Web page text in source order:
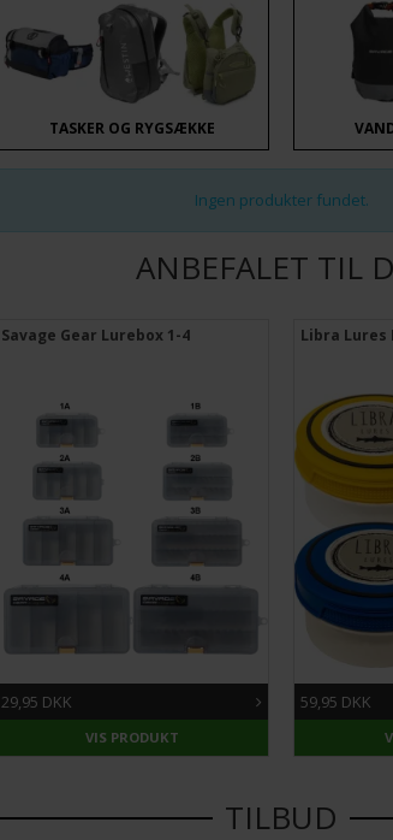
TASKER OG RYGSÆKKE
Ingen produkter fundet.
ANBEFALET TIL
Savage Gear Lurebox 1-4
29,95 DKK
VIS PRODUKT
Libra Lures
59,95 DKK
TILBUD